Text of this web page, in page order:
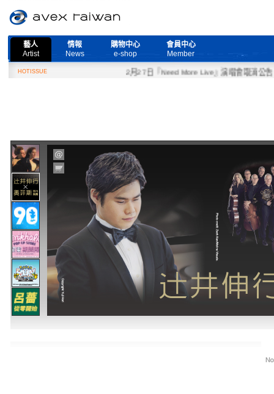
藝人
Artist
情報
News
購物中心
e-shop
會員中心
Member
HOTISSUE 2月27日『Need More Live』演唱會取消公告